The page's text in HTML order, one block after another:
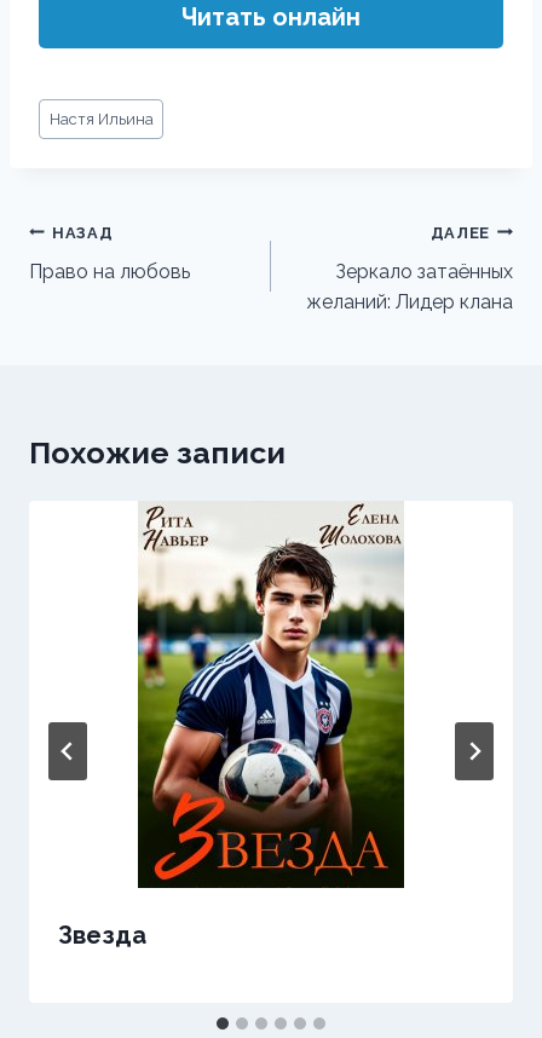
Читать онлайн
Метки
записи:
Настя Ильина
Навигация
по
НАЗАД
Право на любовь
ДАЛЕЕ
Зеркало затаённых
желаний: Лидер клана
Похожие записи
Звезда